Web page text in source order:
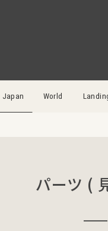
Japan World
パーツ (